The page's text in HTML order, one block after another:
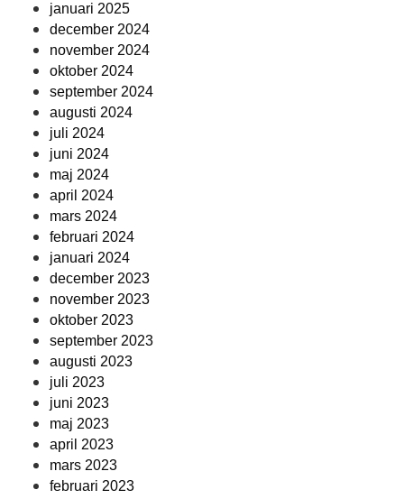
januari 2025
december 2024
november 2024
oktober 2024
september 2024
augusti 2024
juli 2024
juni 2024
maj 2024
april 2024
mars 2024
februari 2024
januari 2024
december 2023
november 2023
oktober 2023
september 2023
augusti 2023
juli 2023
juni 2023
maj 2023
april 2023
mars 2023
februari 2023